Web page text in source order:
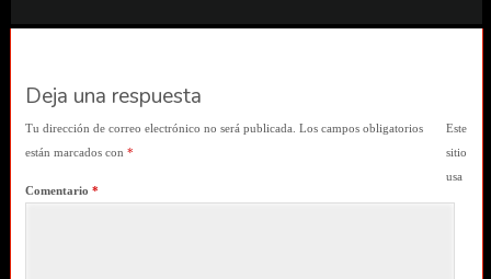
Deja una respuesta
Tu dirección de correo electrónico no será publicada. Los campos obligatorios
están marcados con *
Comentario *
Este
sitio
usa